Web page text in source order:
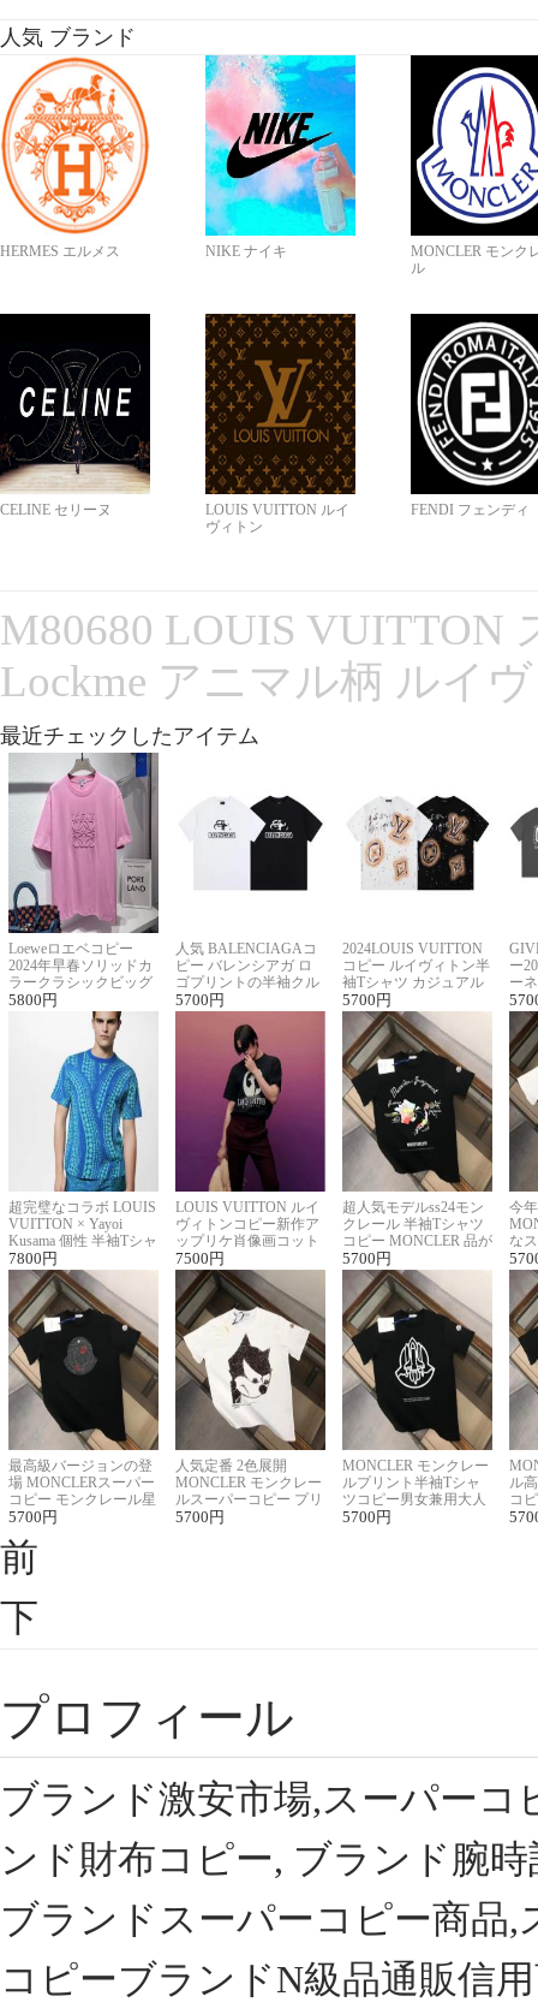
人気 ブランド
HERMES エルメス NIKE ナイキ
MONCLER モンク
ル
CELINE セリーヌ
LOUIS VUITTON ルイ
ヴィトン
FENDI フェンディ
M80680 LOUIS VUITTON
Lockme アニマル柄 ルイ
最近チェックしたアイテム
Loeweロエベコピー
2024年早春ソリッドカ
ラークラシックビッグ
ロゴ刺繍Tシャツ
5800 円
人気 BALENCIAGAコ
ピー バレンシアガ ロ
ゴプリントの半袖クル
ーネックTシャツ
5700 円
2024LOUIS VUITTON
コピー ルイヴィトン半
袖Tシャツ カジュアル
に馴染む 2色展開
5700 円
ー
ー
ー
超完璧なコラボ LOUIS
VUITTON × Yayoi
Kusama 個性 半袖Tシャ
ツコピー男女兼用
7800 円
LOUIS VUITTON ルイ
ヴィトンコピー新作ア
ップリケ肖像画コット
ンニット半袖Tシャツ
7500 円
超人気モデルss24モン
クレール 半袖Tシャツ
コピー MONCLER 品が
良く見た目
5700 円
今
な
ル
最高級バージョンの登
場 MONCLERスーパー
コピー モンクレール星
座半袖Tシャツ
5700 円
人気定番 2色展開
MONCLER モンクレー
ルスーパーコピー プリ
ント半袖Tシャツ
5700 円
MONCLER モンクレー
ルプリント半袖Tシャ
ツコピー男女兼用大人
可愛い春夏コーデ
5700 円
ル
コ
ィ
前
下
プロフィール
ブランド激安市場,スーパー
ンド財布コピー, ブランド腕
ブランドスーパーコピー商品
コピーブランドN級品通販信